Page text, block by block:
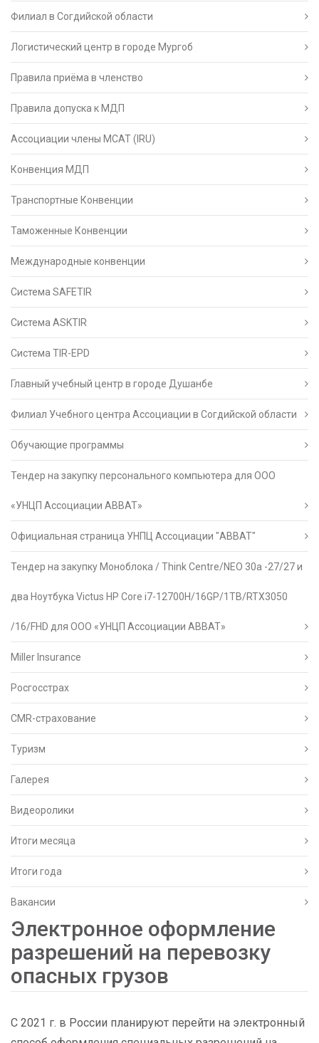
Филиал в Согдийской области
Логистический центр в городе Мургоб
Правила приёма в членство
Правила допуска к МДП
Ассоциации члены МСАТ (IRU)
Конвенция МДП
Транспортные Конвенции
Таможенные Конвенции
Международные конвенции
Система SAFETIR
Система ASKTIR
Система TIR-EPD
Главный учебный центр в городе Душанбе
Филиал Учебного центра Ассоциации в Согдийской области
Обучающие программы
Тендер на закупку персонального компьютера для ООО
«УНЦП Ассоциации АВВАТ»
Официальная страница УНПЦ Ассоциации "АВВАТ"
Тендер на закупку Моноблока / Think Centre/NEO 30a -27/27 и
два Ноутбука Victus HP Core i7-12700H/16GP/1TB/RTX3050
/16/FHD для ООО «УНЦП Ассоциации АВВАТ»
Miller Insurance
Росгосстрах
CMR-страхование
Туризм
Галерея
Видеоролики
Итоги месяца
Итоги года
Вакансии
Электронное оформление
разрешений на перевозку
опасных грузов
С 2021 г. в России планируют перейти на электронный